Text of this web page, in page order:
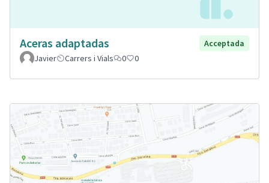
Aceras adaptadas
Acceptada
Javier
Carrers i Vials 0 0